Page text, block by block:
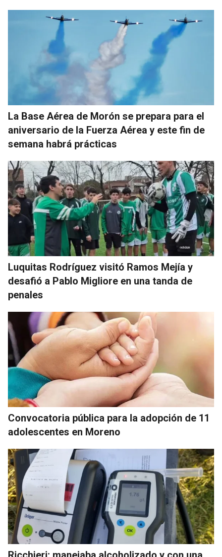
La Base Aérea de Morón se prepara para el
aniversario de la Fuerza Aérea y este fin de
semana habrá prácticas
Luquitas Rodríguez visitó Ramos Mejía y
desafió a Pablo Migliore en una tanda de
penales
Convocatoria pública para la adopción de 11
adolescentes en Moreno